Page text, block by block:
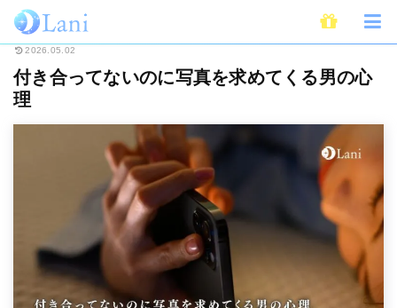
ホーム 恋愛
2026.05.02
付き合ってないのに写真を求めてくる男の心
理